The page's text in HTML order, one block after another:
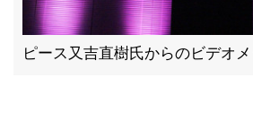
ピース又吉直樹氏からのビデオ